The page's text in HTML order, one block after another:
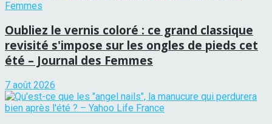
Oubliez le vernis coloré : ce grand classique
revisité s'impose sur les ongles de pieds cet
été – Journal des Femmes
7 août 2026